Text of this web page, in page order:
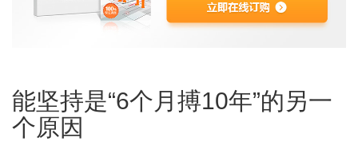
能坚持是“6个月搏10年”的另一
个原因